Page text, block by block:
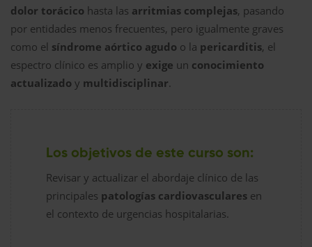
dolor torácico hasta las arritmias complejas, pasando
por entidades menos frecuentes, pero igualmente graves
como el síndrome aórtico agudo o la pericarditis, el
espectro clínico es amplio y exige un conocimiento
actualizado y multidisciplinar.
Los objetivos de este curso son:
Revisar y actualizar el abordaje clínico de las
principales patologías cardiovasculares en
el contexto de urgencias hospitalarias.